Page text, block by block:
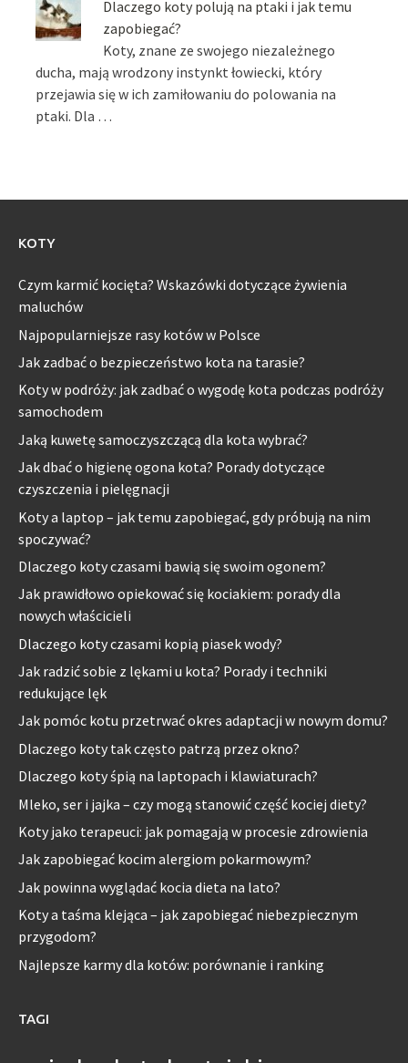
Dlaczego koty polują na ptaki i jak temu
zapobiegać?
Koty, znane ze swojego niezależnego
ducha, mają wrodzony instynkt łowiecki, który
przejawia się w ich zamiłowaniu do polowania na
ptaki. Dla …
KOTY
Czym karmić kocięta? Wskazówki dotyczące żywienia
maluchów
Najpopularniejsze rasy kotów w Polsce
Jak zadbać o bezpieczeństwo kota na tarasie?
Koty w podróży: jak zadbać o wygodę kota podczas podróży
samochodem
Jaką kuwetę samoczyszczącą dla kota wybrać?
Jak dbać o higienę ogona kota? Porady dotyczące
czyszczenia i pielęgnacji
Koty a laptop – jak temu zapobiegać, gdy próbują na nim
spoczywać?
Dlaczego koty czasami bawią się swoim ogonem?
Jak prawidłowo opiekować się kociakiem: porady dla
nowych właścicieli
Dlaczego koty czasami kopią piasek wody?
Jak radzić sobie z lękami u kota? Porady i techniki
redukujące lęk
Jak pomóc kotu przetrwać okres adaptacji w nowym domu?
Dlaczego koty tak często patrzą przez okno?
Dlaczego koty śpią na laptopach i klawiaturach?
Mleko, ser i jajka – czy mogą stanowić część kociej diety?
Koty jako terapeuci: jak pomagają w procesie zdrowienia
Jak zapobiegać kocim alergiom pokarmowym?
Jak powinna wyglądać kocia dieta na lato?
Koty a taśma klejąca – jak zapobiegać niebezpiecznym
przygodom?
Najlepsze karmy dla kotów: porównanie i ranking
TAGI